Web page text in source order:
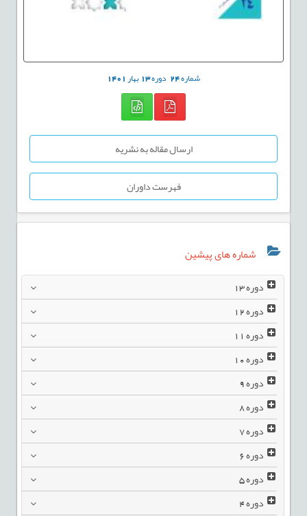
شماره24 دوره13بهار1401
ارسال مقاله به نشریه
فهرست داوران
شماره های پیشین
دوره13
دوره12
دوره11
دوره10
دوره9
دوره8
دوره7
دوره6
دوره5
دوره4